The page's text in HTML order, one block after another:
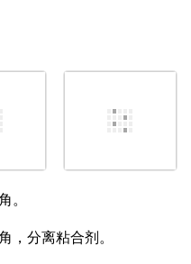
。
，分离粘合剂。